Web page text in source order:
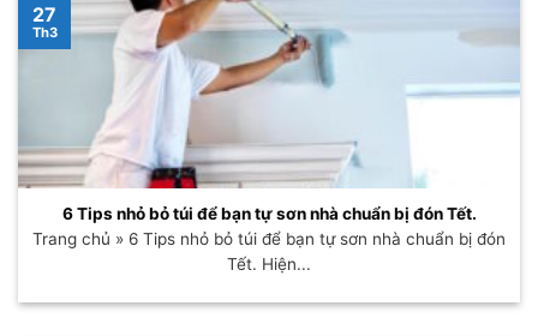
6 Tips nhỏ bỏ túi để bạn tự sơn nhà chuẩn bị đón Tết.
Trang chủ » 6 Tips nhỏ bỏ túi để bạn tự sơn nhà chuẩn bị đón
Tết. Hiện...
27
Th3